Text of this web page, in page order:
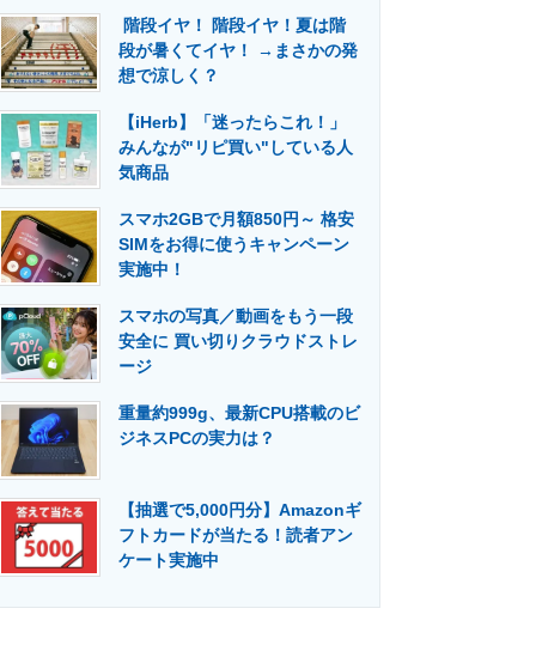
ミュニティ マーケ×ITの今がよく分かる
活用を支援
メディア 建設×テクノロジーの最前線
階段イヤ！ 階段イヤ！夏は階
段が暑くてイヤ！ →まさかの発
想で涼しく？
【iHerb】「迷ったらこれ！」
みんなが"リピ買い"している人
気商品
スマホ2GBで月額850円～ 格安
SIMをお得に使うキャンペーン
実施中！
スマホの写真／動画をもう一段
安全に 買い切りクラウドストレ
ージ
重量約999g、最新CPU搭載のビ
ジネスPCの実力は？
【抽選で5,000円分】Amazonギ
フトカードが当たる！読者アン
ケート実施中